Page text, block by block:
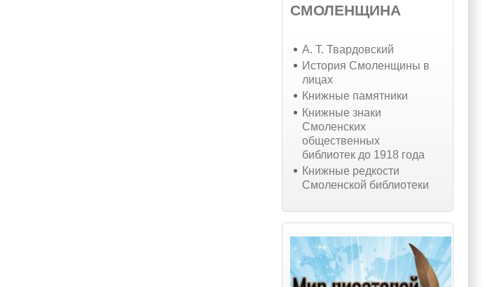
СМОЛЕНЩИНА
А. Т. Твардовский
История Смоленщины в
лицах
Книжные памятники
Книжные знаки
Смоленских
общественных
библиотек до 1918 года
Книжные редкости
Смоленской библиотеки